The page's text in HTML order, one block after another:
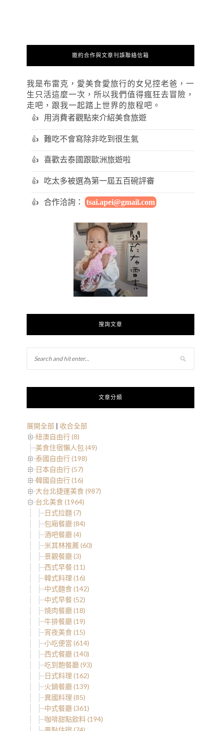
邀約合作與文章刊誤聯絡信箱
我是布雷克，愛美食愛旅行的女兒控老爸，一
生只活這麼一次，所以我們值得瘋狂去冒險，
走吧，跟我一起踏上世界的旅程吧。
用消費者觀點來介紹美食旅遊
難吃不會寫除非吃到很生氣
喜歡去泰國跟歐洲旅遊啦
吃太多被選為第一屆五百碗評審
合作洽詢： tsai.apei@gmail.com
搜詢文章
文章分類
展開全部 | 收合全部
紐澳自由行 (8)
美食住宿懶人包 (49)
泰國自由行 (198)
日本自由行 (57)
韓國自由行 (16)
大台北捷運美食 (987)
台北美食 (1964)
日式拉麵 (7)
包廂餐廳 (84)
酒吧餐廳 (4)
米其林推薦 (60)
景觀餐廳 (3)
西式早餐 (11)
韓式料理 (16)
中式麵食 (142)
中式早餐 (52)
燒肉餐廳 (18)
牛排餐廳 (19)
宵夜美食 (15)
小吃便當 (614)
西式餐廳 (140)
吃到飽餐廳 (93)
日式料理 (162)
火鍋餐廳 (139)
異國料理 (85)
中式餐廳 (361)
咖啡甜點飲料 (194)